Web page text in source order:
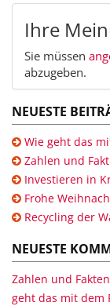
Ihre
Sie müssen
abzugeben.
NEUESTE
Wie geht das
Zahlen und
Investieren in
Frohe
Recycling der
NEUESTE
Zahlen und
geht das mit dem